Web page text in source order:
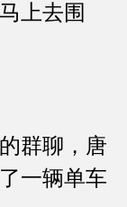
上去围
群聊，唐
一辆单车